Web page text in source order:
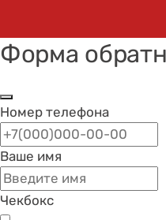
Форма
Номер телефона
Ваше имя
Чекбокс